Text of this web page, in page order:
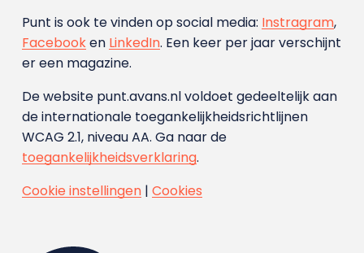
Punt is ook te vinden op social media: Instragram,
Facebooken LinkedIn. Een keer per jaar verschijnt
er een magazine.
De website punt.avans.nl voldoet gedeeltelijk aan
de internationale toegankelijkheidsrichtlijnen
WCAG 2.1, niveau AA. Ga naar de
toegankelijkheidsverklaring.
Cookie instellingen| Cookies